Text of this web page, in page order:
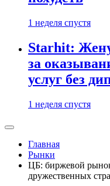
1 неделя спустя
Starhit:
за
услуг без
1 неделя спустя
Главная
Рынки
ЦБ: биржевой
дружественных